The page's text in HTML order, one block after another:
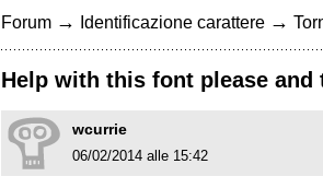
Forum → Identificazione carattere →
Help with this font please and
wcurrie
06/02/2014 alle 15:42